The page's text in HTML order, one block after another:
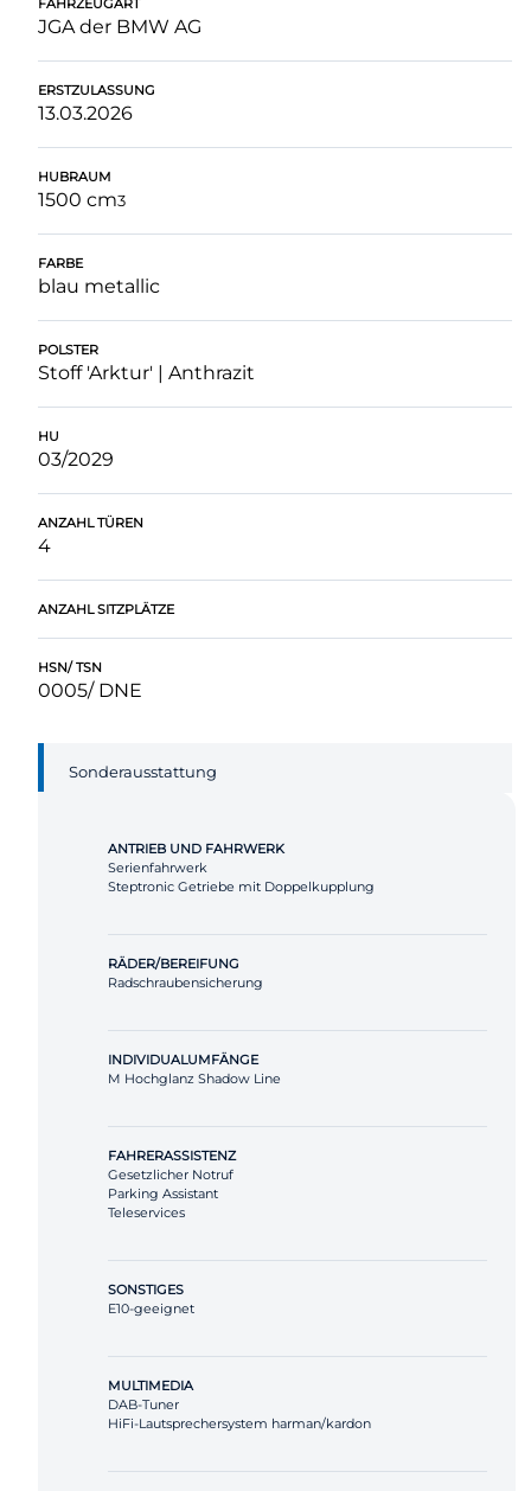
FAHRZEUGART
JGA der BMW AG
ERSTZULASSUNG
13.03.2026
HUBRAUM
1500 cm3
FARBE
blau metallic
POLSTER
Stoff 'Arktur' | Anthrazit
HU
03/2029
ANZAHL TÜREN
4
ANZAHL SITZPLÄTZE
HSN/ TSN
0005/ DNE
Sonderausstattung
ANTRIEB UND FAHRWERK
Serienfahrwerk
Steptronic Getriebe mit Doppelkupplung
RÄDER/BEREIFUNG
Radschraubensicherung
INDIVIDUALUMFÄNGE
M Hochglanz Shadow Line
FAHRERASSISTENZ
Gesetzlicher Notruf
Parking Assistant
Teleservices
SONSTIGES
E10-geeignet
MULTIMEDIA
DAB-Tuner
HiFi-Lautsprechersystem harman/kardon